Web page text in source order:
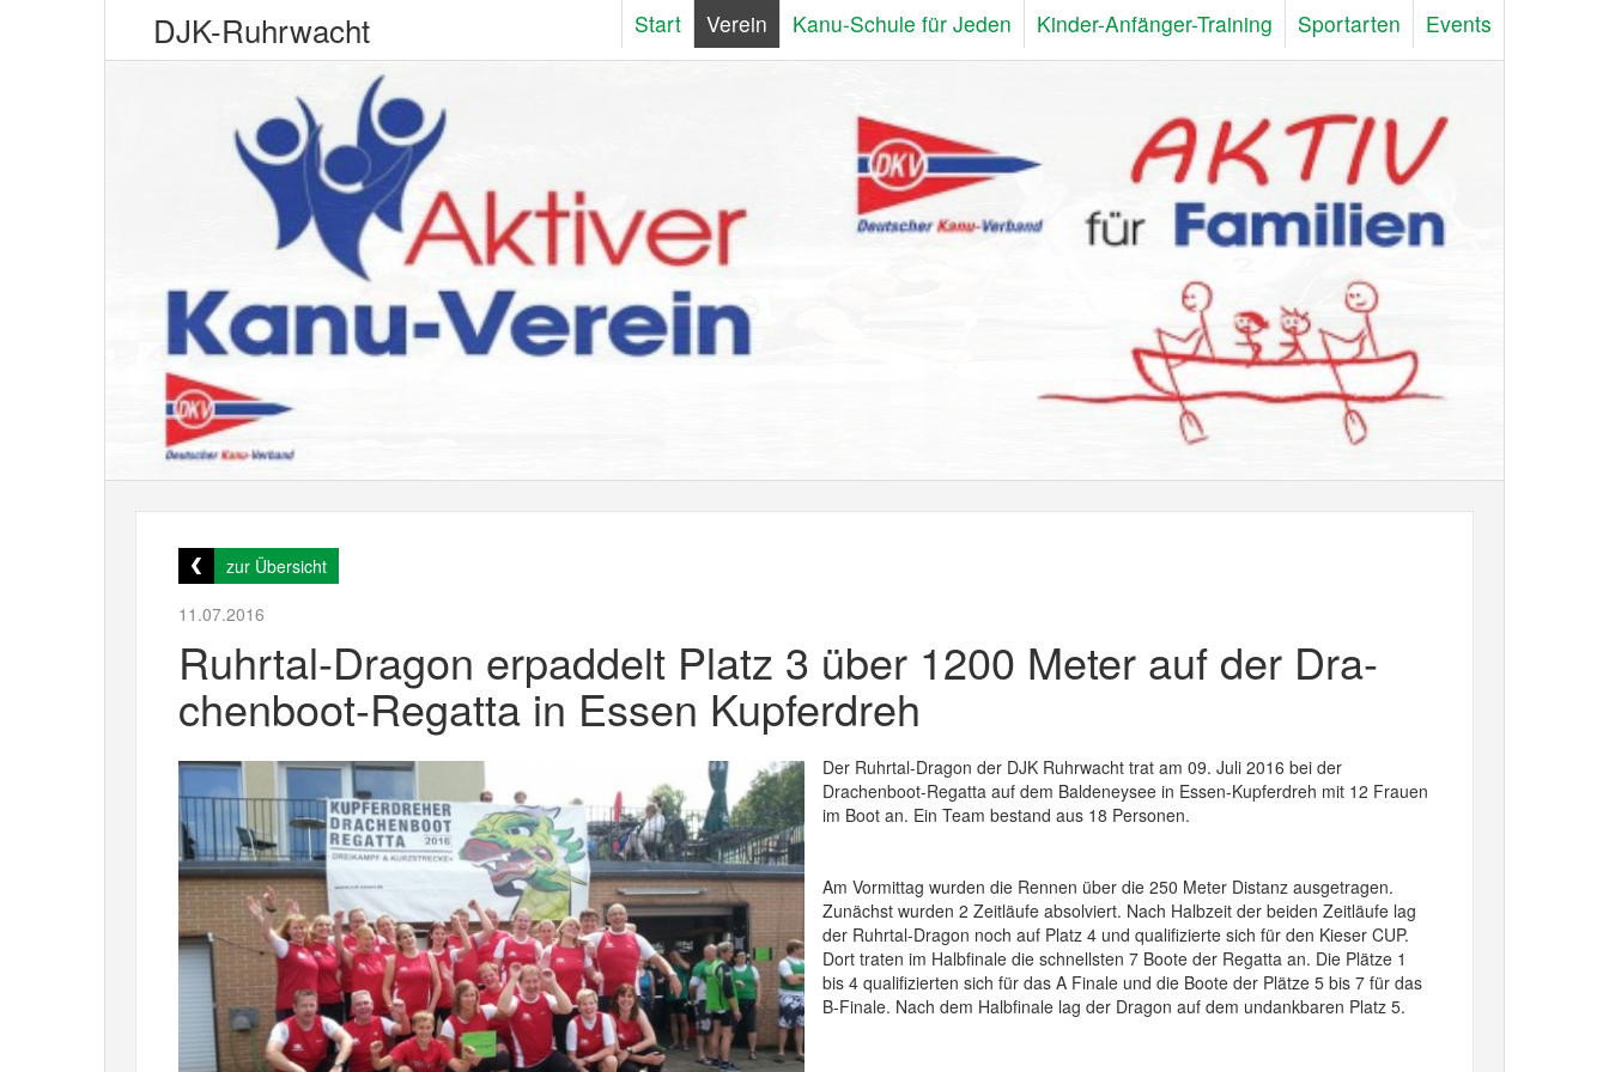
DJK-Ruhrwacht Start Verein Kanu-Schule für Jeden Kinder-Anfänger-Training Sportarten Events
zur Übersicht
11.07.2016
Ruhrtal-Dragon erpaddelt Platz 3 über 1200 Meter auf der Dra-
chenboot-Regatta in Essen Kupferdreh
Der Ruhrtal-Dragon der DJK Ruhrwacht trat am 09. Juli 2016 bei der
Drachenboot-Regatta auf dem Baldeneysee in Essen-Kupferdreh mit 12 Frauen
im Boot an. Ein Team bestand aus 18 Personen.
Am Vormittag wurden die Rennen über die 250 Meter Distanz ausgetragen.
Zunächst wurden 2 Zeitläufe absolviert. Nach Halbzeit der beiden Zeitläufe lag
der Ruhrtal-Dragon noch auf Platz 4 und qualifizierte sich für den Kieser CUP.
Dort traten im Halbfinale die schnellsten 7 Boote der Regatta an. Die Plätze 1
bis 4 qualifizierten sich für das A Finale und die Boote der Plätze 5 bis 7 für das
B-Finale. Nach dem Halbfinale lag der Dragon auf dem undankbaren Platz 5.